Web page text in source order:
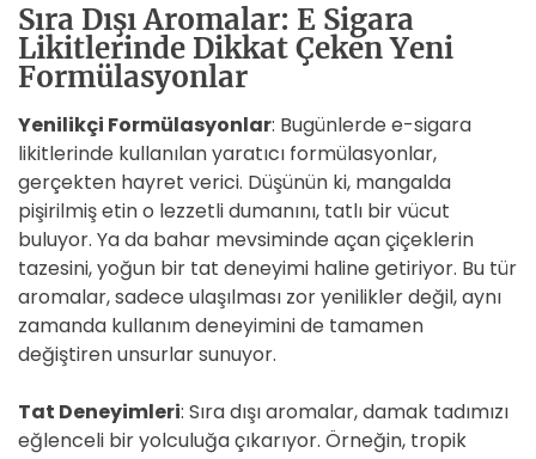
Sıra Dışı Aromalar: E Sigara
Likitlerinde Dikkat Çeken Yeni
Formülasyonlar
Yenilikçi Formülasyonlar: Bugünlerde e-sigara
likitlerinde kullanılan yaratıcı formülasyonlar,
gerçekten hayret verici. Düşünün ki, mangalda
pişirilmiş etin o lezzetli dumanını, tatlı bir vücut
buluyor. Ya da bahar mevsiminde açan çiçeklerin
tazesini, yoğun bir tat deneyimi haline getiriyor. Bu tür
aromalar, sadece ulaşılması zor yenilikler değil, aynı
zamanda kullanım deneyimini de tamamen
değiştiren unsurlar sunuyor.
Tat Deneyimleri: Sıra dışı aromalar, damak tadımızı
eğlenceli bir yolculuğa çıkarıyor. Örneğin, tropik